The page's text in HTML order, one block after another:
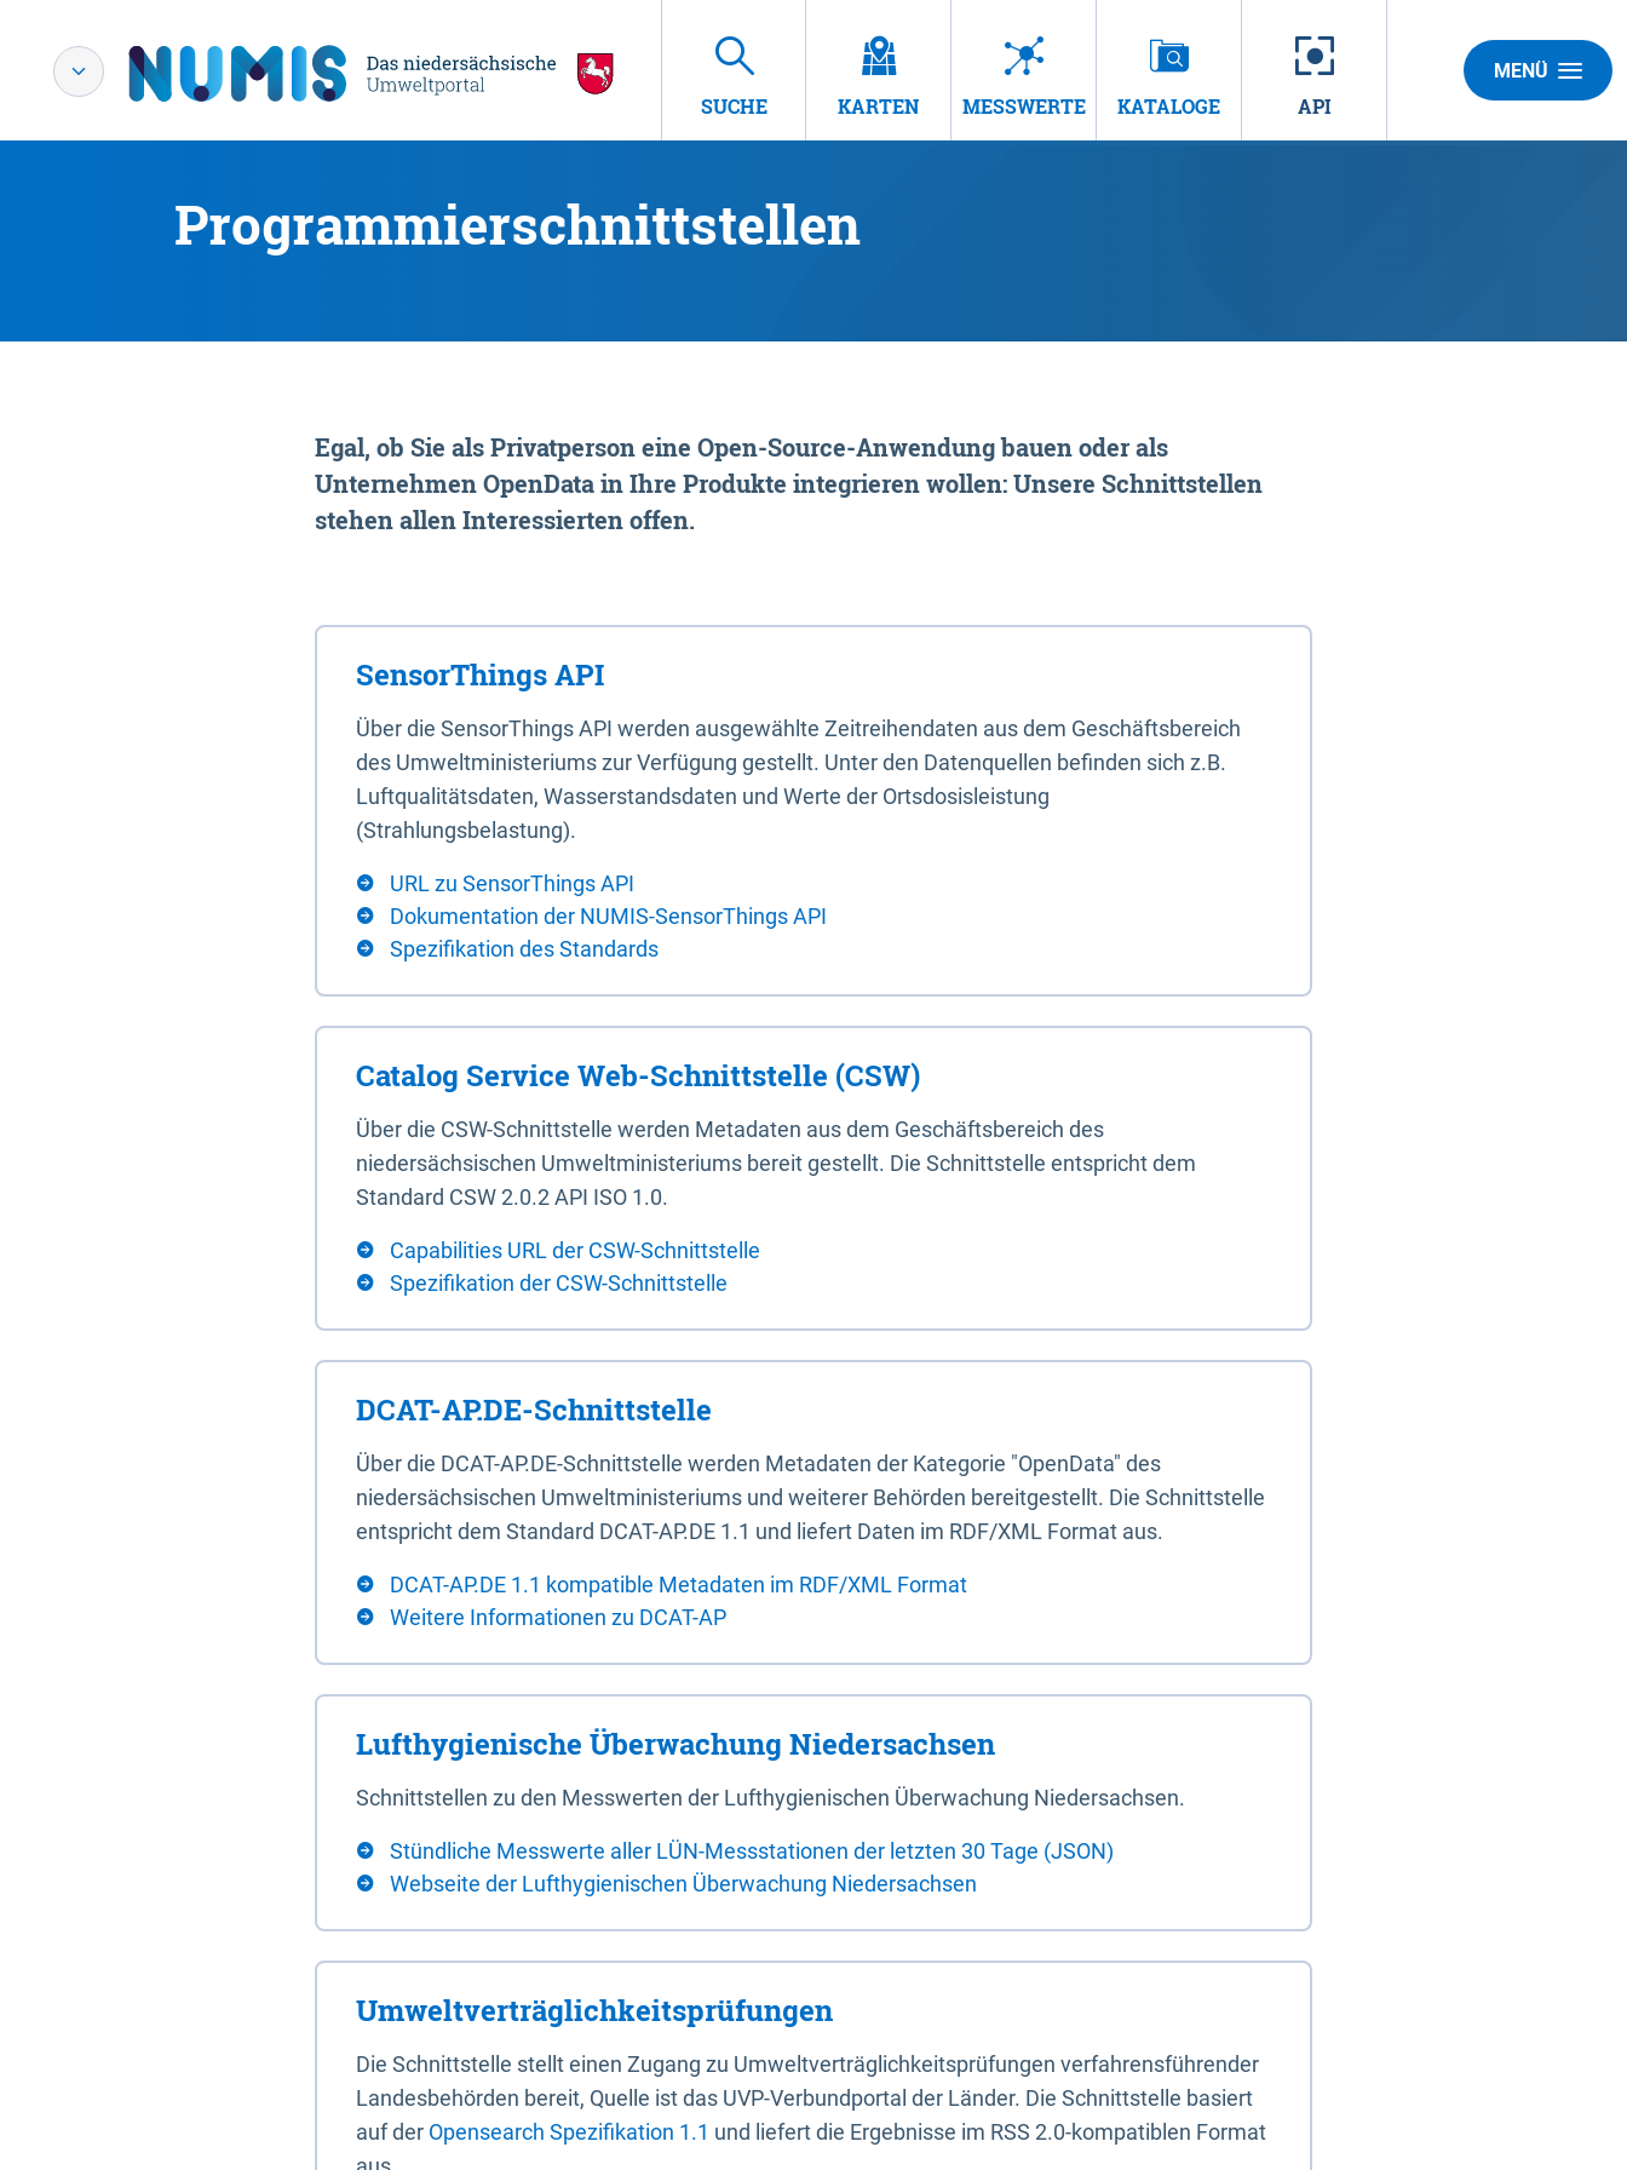
SUCHE KARTEN MESSWERTE KATALOGE API
MENÜ
Programmierschnittstellen
Egal, ob Sie als Privatperson eine Open-Source-Anwendung bauen oder als
Unternehmen OpenData in Ihre Produkte integrieren wollen: Unsere Schnittstellen
stehen allen Interessierten offen.
SensorThings API
Über die SensorThings API werden ausgewählte Zeitreihendaten aus dem Geschäftsbereich
des Umweltministeriums zur Verfügung gestellt. Unter den Datenquellen befinden sich z.B.
Luftqualitätsdaten, Wasserstandsdaten und Werte der Ortsdosisleistung
(Strahlungsbelastung).
URL zu SensorThings API
Dokumentation der NUMIS-SensorThings API
Spezifikation des Standards
Catalog Service Web-Schnittstelle (CSW)
Über die CSW-Schnittstelle werden Metadaten aus dem Geschäftsbereich des
niedersächsischen Umweltministeriums bereit gestellt. Die Schnittstelle entspricht dem
Standard CSW 2.0.2 API ISO 1.0.
Capabilities URL der CSW-Schnittstelle
Spezifikation der CSW-Schnittstelle
DCAT-AP.DE-Schnittstelle
Über die DCAT-AP.DE-Schnittstelle werden Metadaten der Kategorie "OpenData" des
niedersächsischen Umweltministeriums und weiterer Behörden bereitgestellt. Die Schnittstelle
entspricht dem Standard DCAT-AP.DE 1.1 und liefert Daten im RDF/XML Format aus.
DCAT-AP.DE 1.1 kompatible Metadaten im RDF/XML Format
Weitere Informationen zu DCAT-AP
Lufthygienische Überwachung Niedersachsen
Schnittstellen zu den Messwerten der Lufthygienischen Überwachung Niedersachsen.
Stündliche Messwerte aller LÜN-Messstationen der letzten 30 Tage (JSON)
Webseite der Lufthygienischen Überwachung Niedersachsen
Umweltverträglichkeitsprüfungen
Die Schnittstelle stellt einen Zugang zu Umweltverträglichkeitsprüfungen verfahrensführender
Landesbehörden bereit, Quelle ist das UVP-Verbundportal der Länder. Die Schnittstelle basiert
auf der Opensearch Spezifikation 1.1 und liefert die Ergebnisse im RSS 2.0-kompatiblen Format